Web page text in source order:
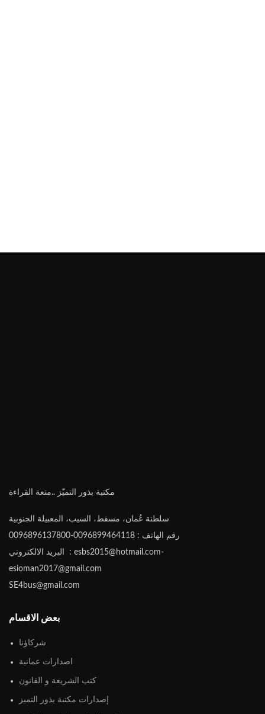
مكتبة بذور التميّز ..متعة القراءة
سلطنة عُمان، مسقط، السيب، المعبيلة الجنوبية
رقم الهاتف : 0096899464118-0096896137800
البريد الالكتروني : esbs2015@hotmail.com-
esioman2017@gmail.com
SE4bus@gmail.com
بعض الاقسام
شركاؤنا
اصدارات عمانية
كتب الشريعة و القانون
إصدارات مكتبة بذور التميز